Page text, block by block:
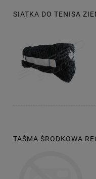
SIATKA DO TENISA
TAŚMA ŚRODKOWA